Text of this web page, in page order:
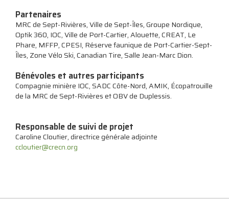
Partenaires
MRC de Sept-Rivières, Ville de Sept-Îles, Groupe Nordique,
Optik 360, IOC, Ville de Port-Cartier, Alouette, CREAT, Le
Phare, MFFP, CPESI, Réserve faunique de Port-Cartier-Sept-
Îles, Zone Vélo Ski, Canadian Tire, Salle Jean-Marc Dion.
Bénévoles et autres participants
Compagnie minière IOC, SADC Côte-Nord, AMIK, Écopatrouille
de la MRC de Sept-Rivières et OBV de Duplessis.
Responsable de suivi de projet
Caroline Cloutier, directrice générale adjointe
ccloutier@crecn.org